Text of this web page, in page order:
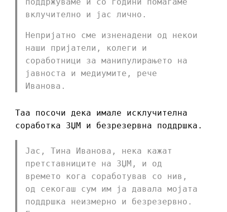
поддржуваме и со години помагаме
вклучително и јас лично.
Непријатно сме изненадени од некои
наши пријатели, колеги и
соработници за манипулирањето на
јавноста и медиумите, рече
Иванова.
Таа посочи дека имале исклучителна
соработка ЗЏМ и безрезервна поддршка.
Јас, Тина Иванова, нека кажат
претставниците на ЗЏМ, и од
времето кога соработував со нив,
од секогаш сум им ја давала мојата
поддршка неизмерно и безрезервно.